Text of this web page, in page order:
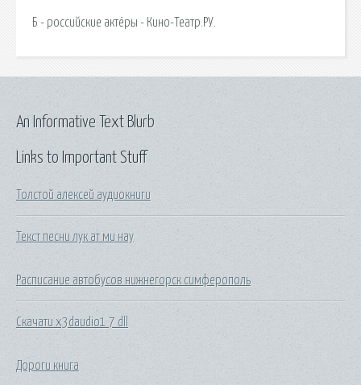
Б - российские актёры - Кино-Театр.РУ.
Links to Important Stuff
Толстой алексей аудиокниги
Текст песни лук ат ми нау
Расписание автобусов нижнегорск симферополь
Скачати x3daudio1 7 dll
Дороги книга
An Informative Text Blurb